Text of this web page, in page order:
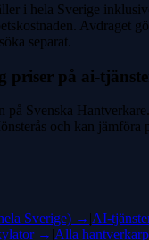
i hela Sverige
Avdraget
separat.
priser på ai-
på Svenska
och kan jämföra
Sverige) → |AI-
→ |Alla